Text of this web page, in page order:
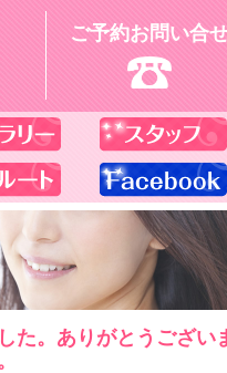
ご予約お問い合
た。ありがとうござい